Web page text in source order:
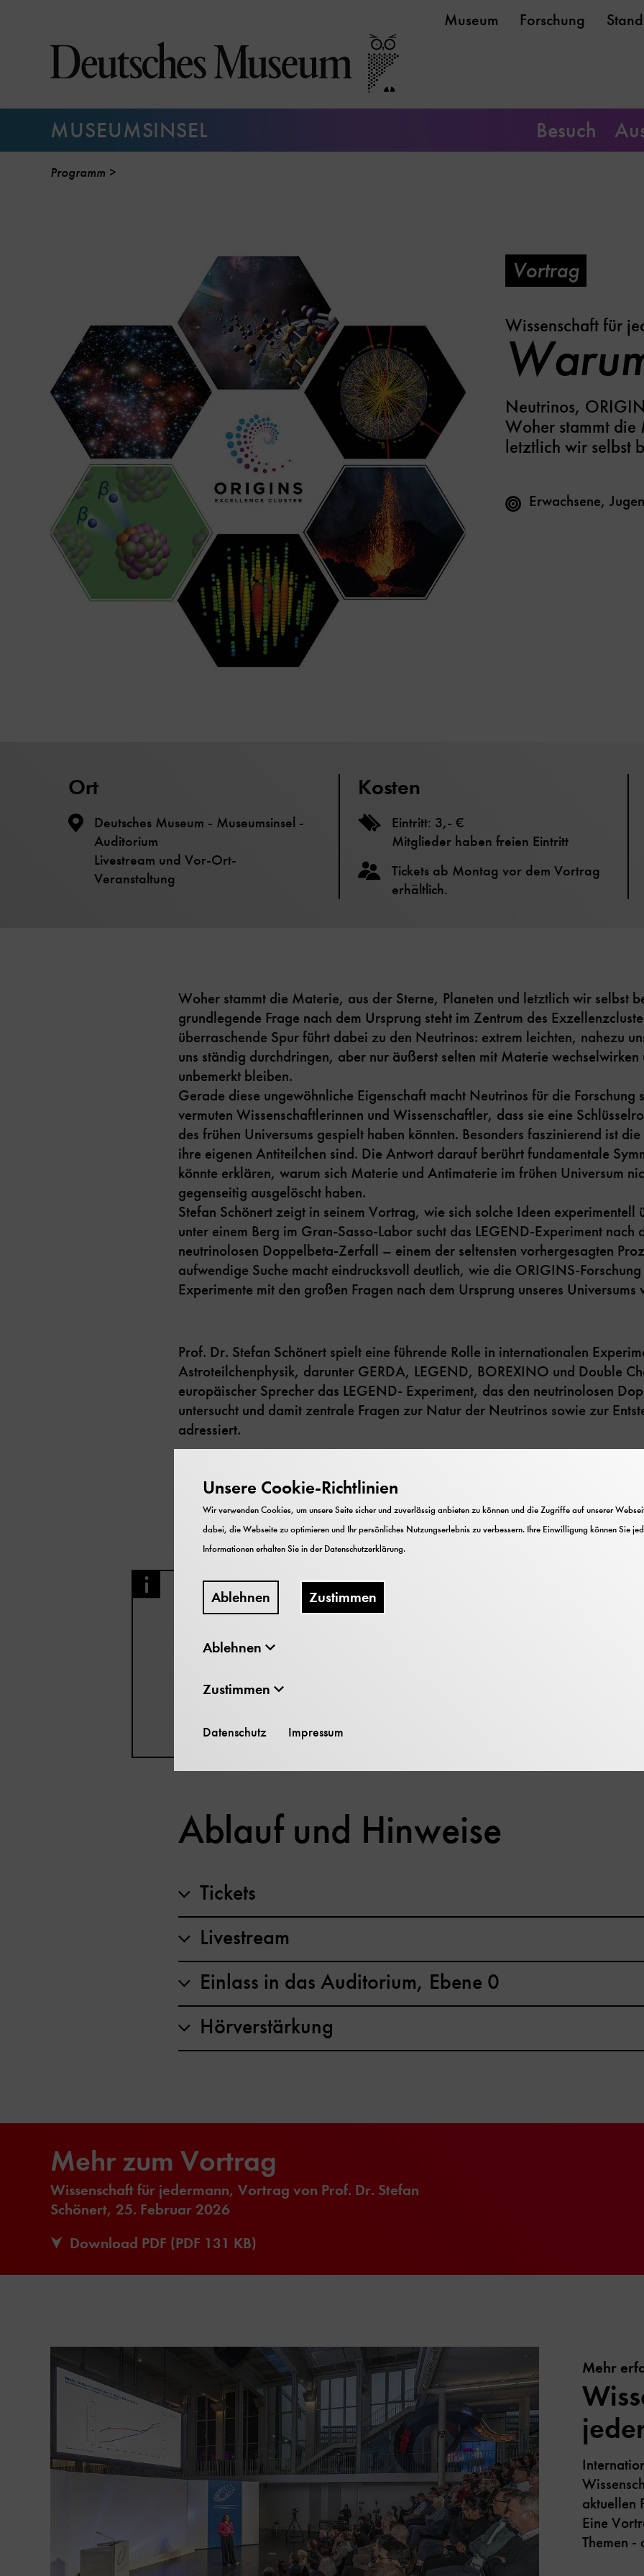
Seiteninhalt
Museum Forschung
MUSEUMSINSEL Besuch
Programm
Vortrag
Wissenschaft für
Neutrinos,
Woher stammt die
letztlich wir selbst
Erwachsene,
Ort
Deutsches Museum - Museumsinsel -
Auditorium
Livestream und Vor-Ort-
Veranstaltung
Kosten
Eintritt: 3,- €
Mitglieder haben freien Eintritt
Tickets ab Montag vor dem Vortrag
erhältlich.
Woher stammt die Materie, aus der Sterne, Planeten und letztlich wir selbst
grundlegende Frage nach dem Ursprung steht im Zentrum des
überraschende Spur führt dabei zu den Neutrinos: extrem leichten, nahezu
uns ständig durchdringen, aber nur äußerst selten mit Materie wechselwirken
unbemerkt bleiben.
Gerade diese ungewöhnliche Eigenschaft macht Neutrinos für die Forschung
vermuten Wissenschaftlerinnen und Wissenschaftler, dass sie eine
des frühen Universums gespielt haben könnten. Besonders faszinierend ist
ihre eigenen Antiteilchen sind. Die Antwort darauf berührt fundamentale
könnte erklären, warum sich Materie und Antimaterie im frühen Universum
gegenseitig ausgelöscht haben.
Stefan Schönert zeigt in seinem Vortrag, wie sich solche Ideen experimentell
unter einem Berg im Gran-Sasso-Labor sucht das LEGEND-Experiment nach
neutrinolosen Doppelbeta-Zerfall – einem der seltensten vorhergesagten
aufwendige Suche macht eindrucksvoll deutlich, wie die ORIGINS-
Experimente mit den großen Fragen nach dem Ursprung unseres Universums
Prof. Dr. Stefan Schönert spielt eine führende Rolle in internationalen
Astroteilchenphysik, darunter GERDA, LEGEND, BOREXINO und Double
europäischer Sprecher das LEGEND- Experiment, das den neutrinolosen
untersucht und damit zentrale Fragen zur Natur der Neutrinos sowie zur
adressiert.
München
Livestream
Der Vortrag wird auf dem YouTube-Kanal des Deutschen
www.deutsches-museum.de/livestream
Ablauf und Hinweise
Tickets
Livestream
Einlass in das Auditorium, Ebene 0
Hörverstärkung
Mehr zum Vortrag
Wissenschaft für jedermann, Vortrag von Prof. Dr. Stefan
Schönert, 25. Februar 2026
Download PDF (PDF 131 KB)
Mehr
aktuellen
Eine
Themen -
Unsere Cookie-Richtlinien
Wir verwenden Cookies, um unsere Seite sicher und zuverlässig anbieten zu können und die Zugriffe auf unserer
dabei, die Webseite zu optimieren und Ihr persönliches Nutzungserlebnis zu verbessern. Ihre Einwilligung können Sie
Informationen erhalten Sie in derDatenschutzerklärung.
Ablehnen Zustimmen
Ablehnen
Zustimmen
Datenschutz Impressum